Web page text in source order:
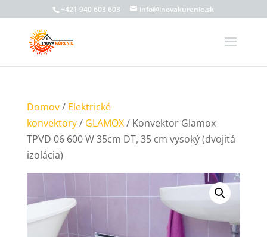
+421 940 603 603 info@inovakurenie.sk
Domov/ Elektrické
konvektory/ GLAMOX/ Konvektor Glamox
TPVD 06 600 W 35cm DT, 35 cm vysoký (dvojitá
izolácia)